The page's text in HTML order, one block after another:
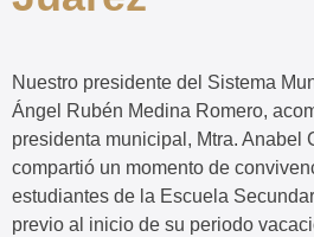
Nuestro presidente del Sistema
Ángel Rubén Medina Romero,
presidenta municipal, Mtra. Anabel
compartió un momento de
estudiantes de la Escuela
previo al inicio de su periodo